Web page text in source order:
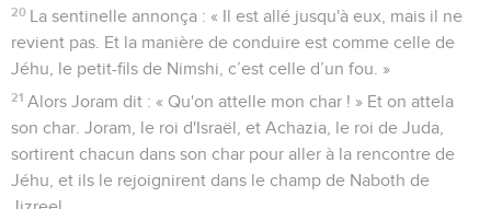
20 La sentinelle annonça : « Il est allé jusqu'à eux, mais il ne
revient pas. Et la manière de conduire est comme celle de
Jéhu, le petit-fils de Nimshi, c’est celle d’un fou. »
21 Alors Joram dit : « Qu'on attelle mon char ! » Et on attela
son char. Joram, le roi d'Israël, et Achazia, le roi de Juda,
sortirent chacun dans son char pour aller à la rencontre de
Jéhu, et ils le rejoignirent dans le champ de Naboth de